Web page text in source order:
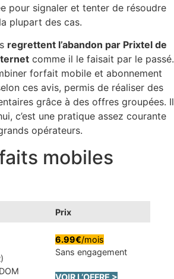
pour signaler et tenter de résoudre
plupart des cas.
regrettent l’abandon par Prixtel de
comme il le faisait par le passé.
forfait mobile et abonnement
ces avis, permis de réaliser des
grâce à des offres groupées. Il
c’est une pratique assez courante
opérateurs.
mobiles
Prix
6.99€/mois
Sans engagement
VOIR L’OFFRE >